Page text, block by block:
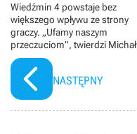
Wiedźmin 4 powstaje bez
większego wpływu ze strony
graczy. „Ufamy naszym
przeczuciom”, twierdzi Michał
Nowakowski
NASTĘPNY